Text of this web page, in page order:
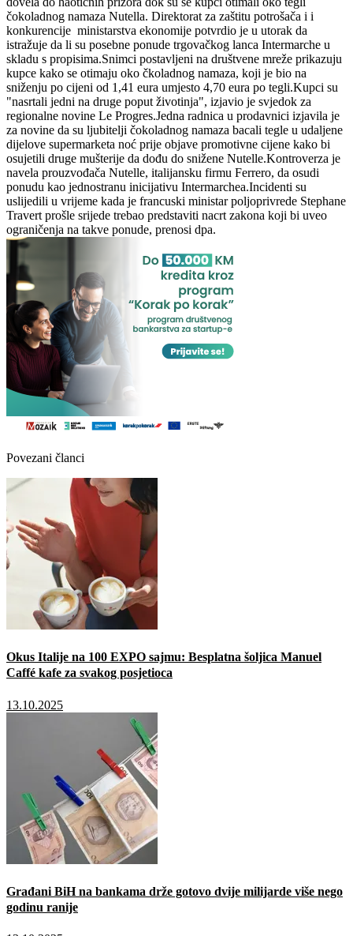
čokoladnog namaza Nutella. Direktorat za zaštitu potrošača i i
konkurencije ministarstva ekonomije potvrdio je u utorak da
istražuje da li su posebne ponude trgovačkog lanca Intermarche u
skladu s propisima.Snimci postavljeni na društvene mreže prikazuju
kupce kako se otimaju oko čkoladnog namaza, koji je bio na
sniženju po cijeni od 1,41 eura umjesto 4,70 eura po tegli.Kupci su
"nasrtali jedni na druge poput životinja", izjavio je svjedok za
regionalne novine Le Progres.Jedna radnica u prodavnici izjavila je
za novine da su ljubitelji čokoladnog namaza bacali tegle u udaljene
dijelove supermarketa noć prije objave promotivne cijene kako bi
osujetili druge mušterije da dođu do snižene Nutelle.Kontroverza je
navela prouzvođača Nutelle, italijansku firmu Ferrero, da osudi
ponudu kao jednostranu inicijativu Intermarchea.Incidenti su
uslijedili u vrijeme kada je francuski ministar poljoprivrede Stephane
Travert prošle srijede trebao predstaviti nacrt zakona koji bi uveo
ograničenja na takve ponude, prenosi dpa.
Povezani članci
Okus Italije na 100 EXPO sajmu: Besplatna šoljica Manuel
Caffé kafe za svakog posjetioca
13.10.2025
Građani BiH na bankama drže gotovo dvije milijarde više nego
godinu ranije